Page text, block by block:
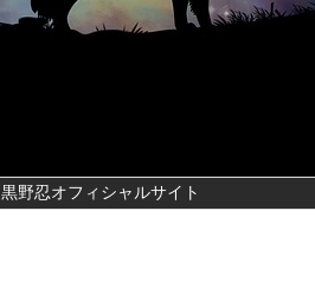
黒野忍オフィシャルサイト